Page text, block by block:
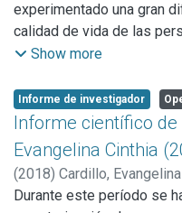
experimentado una gran
calidad de vida de las
de trabajo realiza
experimentalista en la
etapas iniciales e
liberación controlada y a
disminuye los costos que
en esta área.
Basicamente
Show more
Informe de investigador
Informe científico de
Evangelina Cinthia
(2018) Cardillo, Evangelina
Durante este período se